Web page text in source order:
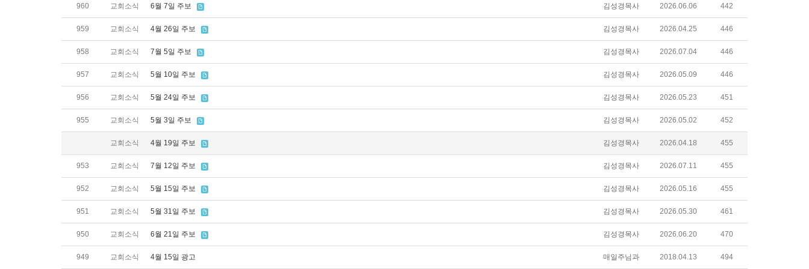
960 교회소식 6월 7일 주보 김성경목사 2026.06.06 442
959 교회소식 4월 26일 주보 김성경목사 2026.04.25 446
958 교회소식 7월 5일 주보 김성경목사 2026.07.04 446
957 교회소식 5월 10일 주보 김성경목사 2026.05.09 446
956 교회소식 5월 24일 주보 김성경목사 2026.05.23 451
955 교회소식 5월 3일 주보 김성경목사 2026.05.02 452
교회소식 4월 19일 주보 김성경목사 2026.04.18 455
953 교회소식 7월 12일 주보 김성경목사 2026.07.11 455
952 교회소식 5월 15일 주보 김성경목사 2026.05.16 455
951 교회소식 5월 31일 주보 김성경목사 2026.05.30 461
950 교회소식 6월 21일 주보 김성경목사 2026.06.20 470
949 교회소식 4월 15일 광고 매일주님과 2018.04.13 494